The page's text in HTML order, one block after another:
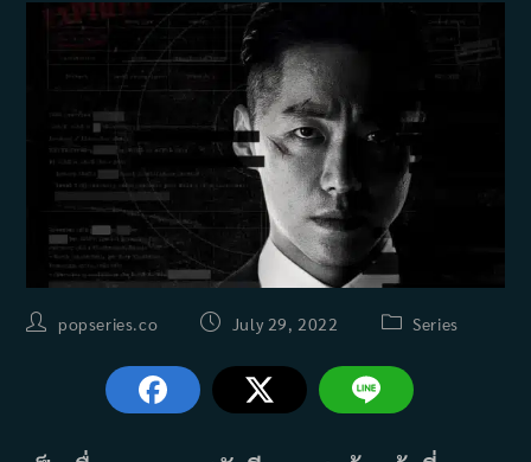
Postpopseries.co
Post July 29, 2022
PostSeries